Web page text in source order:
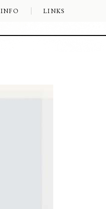
INFO LINKS